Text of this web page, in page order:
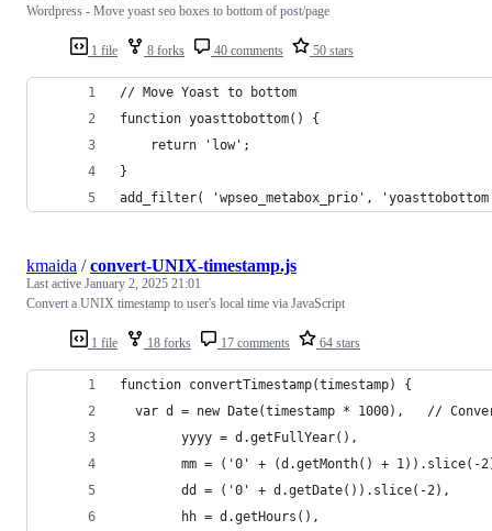
1 file 8 forks 40 comments 50 stars
Wordpress - Move yoast seo boxes to bottom of post/page
// Move Yoast to bottom
function yoasttobottom() {
	return 'low';
}
add_filter( 'wpseo_metabox_prio',
1 file 18 forks 17 comments 64 stars
kmaida /convert-UNIX-timestamp.js
Last active January 2, 2025 21:01
Convert a UNIX timestamp to user's local time via JavaScript
function convertTimestamp(timestamp) {
var d = new
		yyyy = d.getFullYear(),
		hh = d.getHours(),